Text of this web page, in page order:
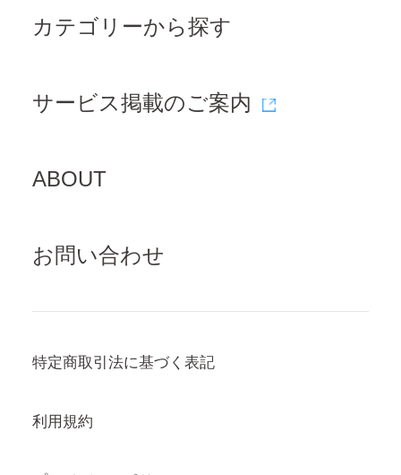
カテゴリーから探す
サービス掲載のご案内
ABOUT
お問い合わせ
特定商取引法に基づく表記
利⽤規約